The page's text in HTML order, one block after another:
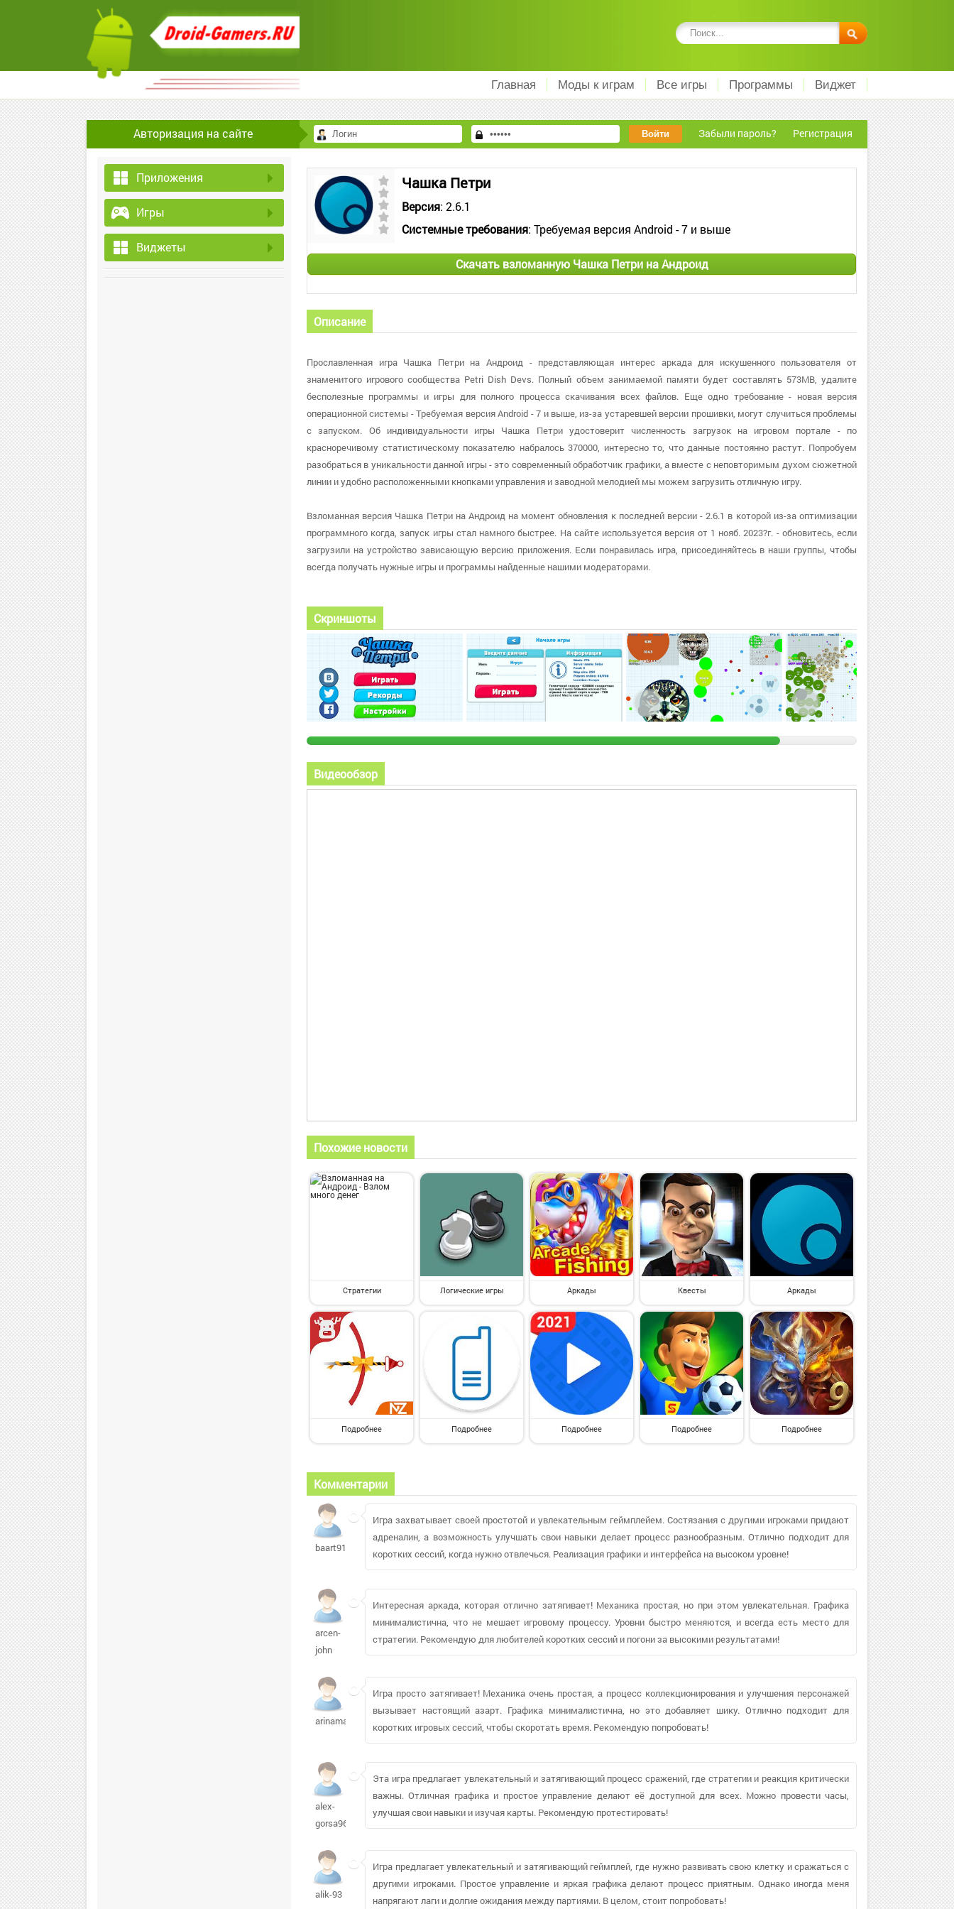
Главная Моды к играм Все игры Программы Виджет
Авторизация на сайте Забыли пароль? Регистрация
Приложения
Игры
Виджеты
Чашка Петри
Версия: 2.6.1
Системные требования: Требуемая версия Android - 7 и выше
Скачать взломанную Чашка Петри на Андроид
Описание
Прославленная игра Чашка Петри на Андроид - представляющая интерес аркада для искушенного пользователя от
знаменитого игрового сообщества Petri Dish Devs. Полный объем занимаемой памяти будет составлять 573MB, удалите
бесполезные программы и игры для полного процесса скачивания всех файлов. Еще одно требование - новая версия
операционной системы - Требуемая версия Android - 7 и выше, из-за устаревшей версии прошивки, могут случиться проблемы
с запуском. Об индивидуальности игры Чашка Петри удостоверит численность загрузок на игровом портале - по
красноречивому статистическому показателю набралось 370000, интересно то, что данные постоянно растут. Попробуем
разобраться в уникальности данной игры - это современный обработчик графики, а вместе с неповторимым духом сюжетной
линии и удобно расположенными кнопками управления и заводной мелодией мы можем загрузить отличную игру.
Взломанная версия Чашка Петри на Андроид на момент обновления к последней версии - 2.6.1 в которой из-за оптимизации
программного когда, запуск игры стал намного быстрее. На сайте используется версия от 1 нояб. 2023?г. - обновитесь, если
загрузили на устройство зависающую версию приложения. Если понравилась игра, присоединяйтесь в наши группы, чтобы
всегда получать нужные игры и программы найденные нашими модераторами.
Скриншоты
Видеообзор
Похожие новости
Стратегии Логические игры Аркады Квесты Аркады
Подробнее Подробнее Подробнее Подробнее Подробнее
Комментарии
baart912
Игра захватывает своей простотой и увлекательным геймплейем. Состязания с другими игроками придают
адреналин, а возможность улучшать свои навыки делает процесс разнообразным. Отлично подходит для
коротких сессий, когда нужно отвлечься. Реализация графики и интерфейса на высоком уровне!
arcen-
john
Интересная аркада, которая отлично затягивает! Механика простая, но при этом увлекательная. Графика
минималистична, что не мешает игровому процессу. Уровни быстро меняются, и всегда есть место для
стратегии. Рекомендую для любителей коротких сессий и погони за высокими результатами!
arinamart
Игра просто затягивает! Механика очень простая, а процесс коллекционирования и улучшения персонажей
вызывает настоящий азарт. Графика минималистична, но это добавляет шику. Отлично подходит для
коротких игровых сессий, чтобы скоротать время. Рекомендую попробовать!
alex-
gorsa969
Эта игра предлагает увлекательный и затягивающий процесс сражений, где стратегии и реакция критически
важны. Отличная графика и простое управление делают её доступной для всех. Можно провести часы,
улучшая свои навыки и изучая карты. Рекомендую протестировать!
alik-93
Игра предлагает увлекательный и затягивающий геймплей, где нужно развивать свою клетку и сражаться с
другими игроками. Простое управление и яркая графика делают процесс приятным. Однако иногда меня
напрягают лаги и долгие ожидания между партиями. В целом, стоит попробовать!